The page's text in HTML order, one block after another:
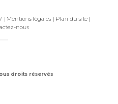
| Mentions légales | Plan du site |
nous
droits réservés